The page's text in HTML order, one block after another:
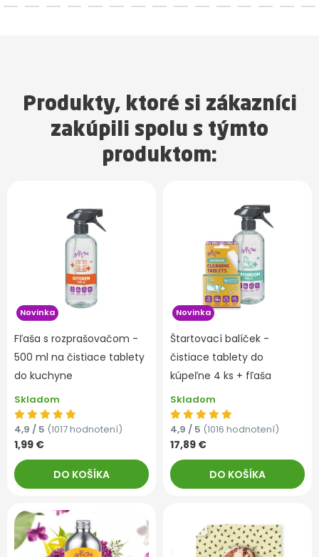
Produkty, ktoré si zákazníci
zakúpili spolu s týmto
produktom:
Novinka
Fľaša s rozprašovačom -
500 ml na čistiace tablety
do kuchyne
Skladom
4,9 / 5 (1017 hodnotení)
1,99 €
DO KOŠÍKA
Novinka
Štartovací balíček -
čistiace tablety do
kúpeľne 4 ks + fľaša
Skladom
4,9 / 5 (1016 hodnotení)
17,89 €
DO KOŠÍKA